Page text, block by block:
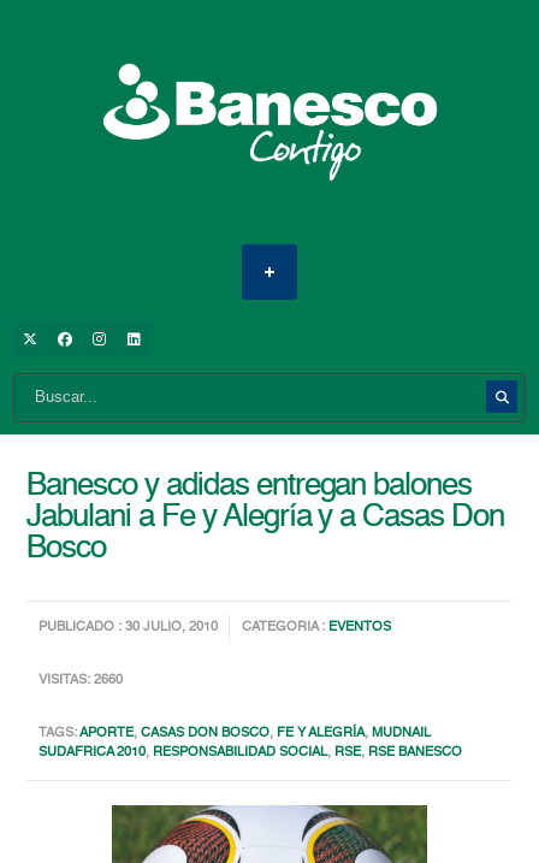
Banesco y adidas entregan balones
Jabulani a Fe y Alegría y a Casas Don
Bosco
PUBLICADO : 30 JULIO, 2010 CATEGORIA : EVENTOS
VISITAS: 2660
TAGS:APORTE,CASAS DON BOSCO, FE Y ALEGRÍA,MUDNAIL
SUDAFRICA 2010, RESPONSABILIDAD SOCIAL, RSE, RSE BANESCO